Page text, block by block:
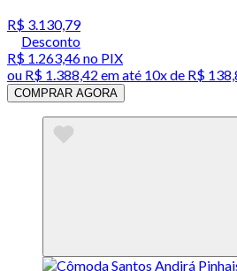
R$ 3.130,79
Desconto
R$ 1.263,46no PIX
ou R$ 1.388,42 em até 10x de R$
COMPRAR AGORA